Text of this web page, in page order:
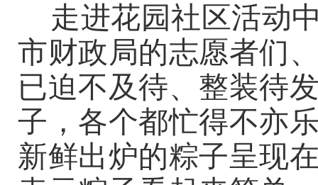
走进花园社区活动
市财政局的志愿者们
已迫不及待、整装待
子，各个都忙得不亦
新鲜出炉的粽子呈现